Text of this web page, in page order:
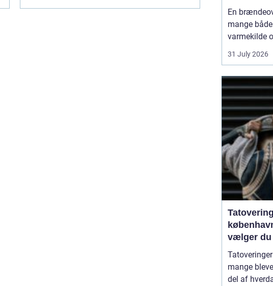
smukt
En
mange
varmekilde
hjemmet.
mærkes i
Men
brændeovn
man bør
uden viden
planl&ae...
31 July 2026
københavn
vælger du
rigtige
mange
del af